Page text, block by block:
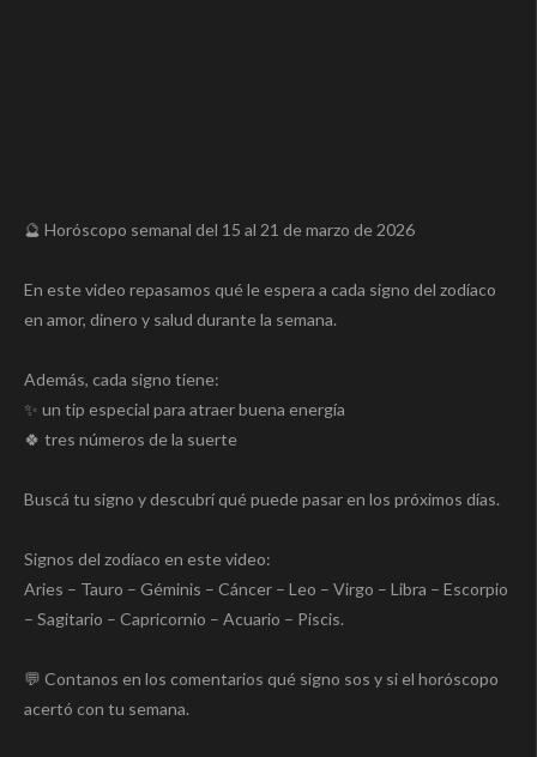
🔮 Horóscopo semanal del 15 al 21 de marzo de 2026
En este video repasamos qué le espera a cada signo del zodíaco
en amor, dinero y salud durante la semana.
Además, cada signo tiene:
✨ un tip especial para atraer buena energía
🍀 tres números de la suerte
Buscá tu signo y descubrí qué puede pasar en los próximos días.
Signos del zodíaco en este video:
Aries – Tauro – Géminis – Cáncer – Leo – Virgo – Libra – Escorpio
– Sagitario – Capricornio – Acuario – Piscis.
💬 Contanos en los comentarios qué signo sos y si el horóscopo
acertó con tu semana.